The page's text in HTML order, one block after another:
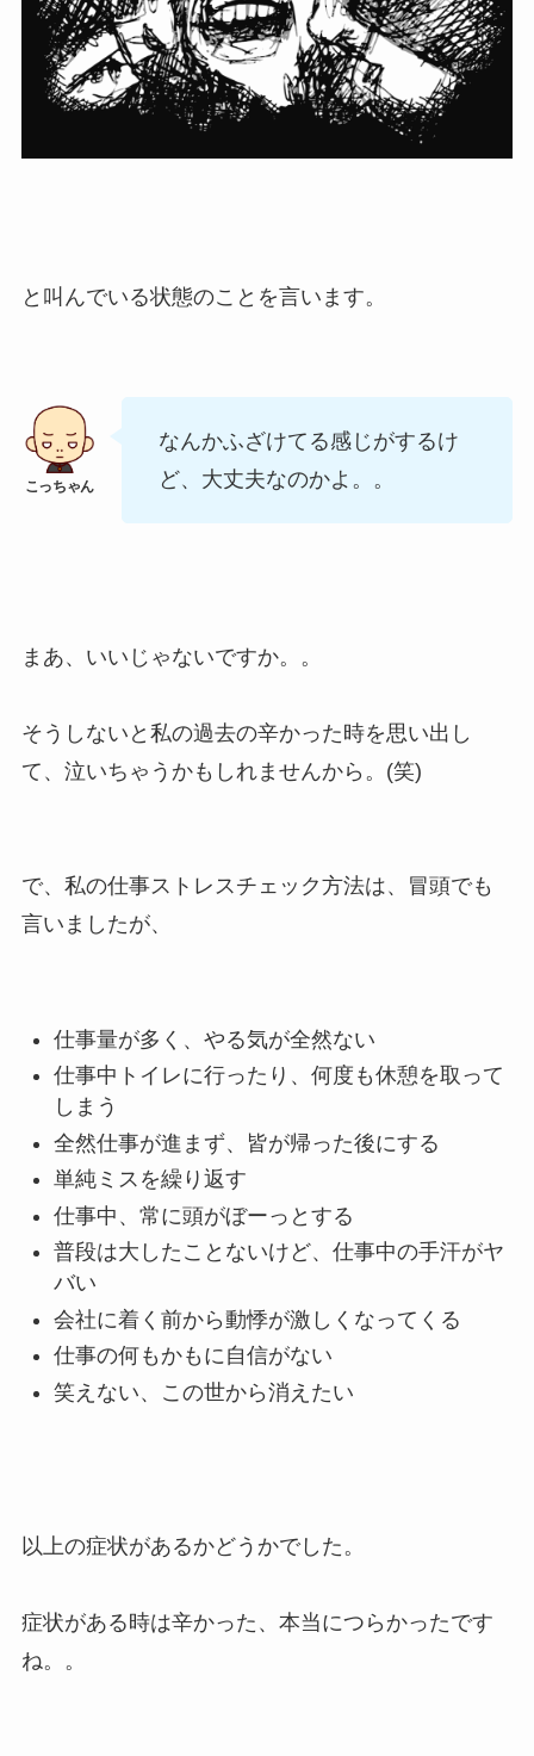
と叫んでいる状態のことを言います。
なんかふざけてる感じがするけ
ど、大丈夫なのかよ。。
まあ、いいじゃないですか。。
そうしないと私の過去の辛かった時を思い出し
て、泣いちゃうかもしれませんから。(笑)
で、私の仕事ストレスチェック方法は、冒頭でも
言いましたが、
仕事量が多く、やる気が全然ない
仕事中トイレに行ったり、何度も休憩を取って
しまう
全然仕事が進まず、皆が帰った後にする
単純ミスを繰り返す
仕事中、常に頭がぼーっとする
普段は大したことないけど、仕事中の手汗がヤ
バい
会社に着く前から動悸が激しくなってくる
仕事の何もかもに自信がない
笑えない、この世から消えたい
以上の症状があるかどうかでした。
症状がある時は辛かった、本当につらかったです
ね。。